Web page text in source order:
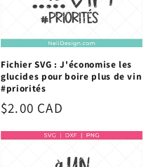
Fichier SVG : J'économise les
glucides pour boire plus de vin
#priorités
Prix
habituel
$2.00 CAD